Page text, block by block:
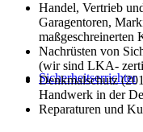
Sicherheitserrichter
Handel, Vertrieb
Garagentoren,
maßgeschreinerten
Nachrüsten von
(wir sind LKA-
Denkmalschutz
Handwerk in der
Reparaturen und